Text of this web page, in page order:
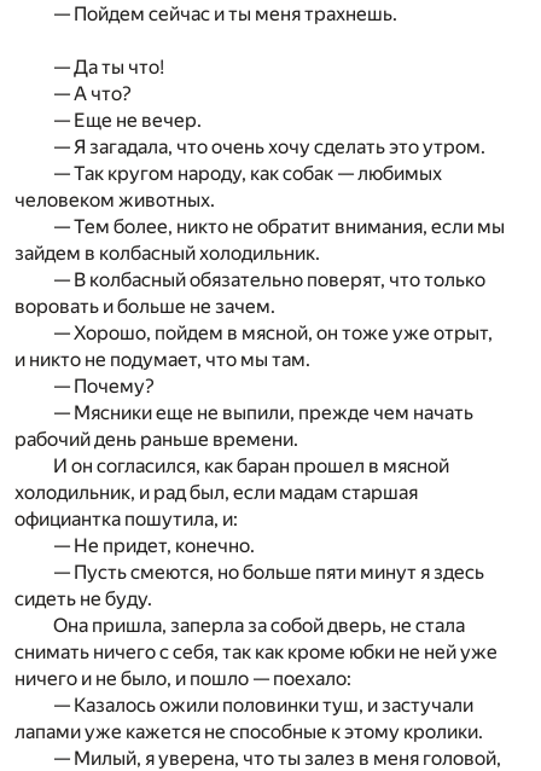
— Пойдем сейчас и ты меня трахнешь.
— Да ты что!
— А что?
— Еще не вечер.
— Я загадала, что очень хочу сделать это утром.
— Так кругом народу, как собак — любимых
человеком животных.
— Тем более, никто не обратит внимания, если мы
зайдем в колбасный холодильник.
— В колбасный обязательно поверят, что только
воровать и больше не зачем.
— Хорошо, пойдем в мясной, он тоже уже отрыт,
и никто не подумает, что мы там.
— Почему?
— Мясники еще не выпили, прежде чем начать
рабочий день раньше времени.
И он согласился, как баран прошел в мясной
холодильник, и рад был, если мадам старшая
официантка пошутила, и:
— Не придет, конечно.
— Пусть смеются, но больше пяти минут я здесь
сидеть не буду.
Она пришла, заперла за собой дверь, не стала
снимать ничего с себя, так как кроме юбки не ней уже
ничего и не было, и пошло — поехало:
— Казалось ожили половинки туш, и застучали
лапами уже кажется не способные к этому кролики.
— Милый, я уверена, что ты залез в меня головой,